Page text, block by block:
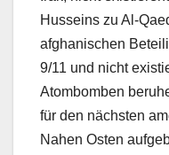
Husseins zu Al-
afghanischen
9/11 und nicht
Atombomben
für den nächsten
Nahen Osten